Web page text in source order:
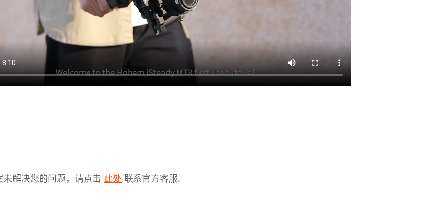
未解决您的问题，请点击 此处 联系官方客服。